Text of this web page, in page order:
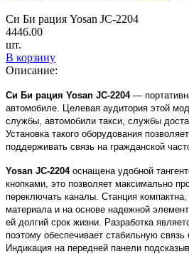
Си Би рация Yosan JC-2204
4446.00
шт.
В корзину
Описание:
Си Би рация Yosan JC-2204—
автомобиле. Целевая аудитория этой
службы, автомобили такси, службы
Установка такого оборудования
поддерживать связь на гражданской
Yosan JC-2204оснащена удобной
кнопками, это позволяет максимально
переключать каналы. Станция
материала и на основе надежной
ей долгий срок жизни. Разработка
поэтому обеспечивает стабильную
Индикация на передней панели